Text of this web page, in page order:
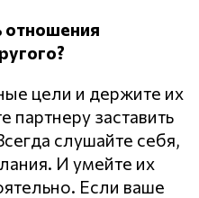
отношения
цели и держите их
партнеру заставить
слушайте себя,
И умейте их
Если ваше